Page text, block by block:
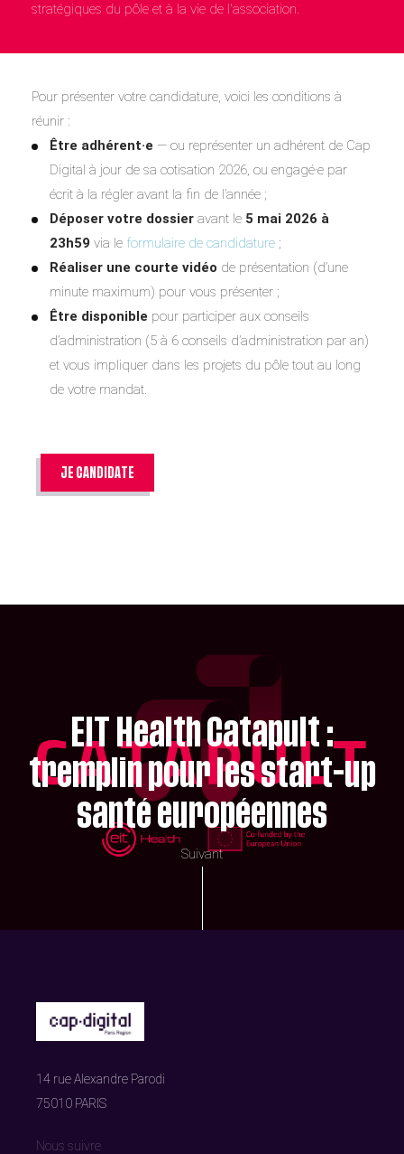
stratégiques du pôle et à la vie de l'association.
Pour présenter votre candidature, voici les conditions à
réunir :
Être adhérent·e — ou représenter un adhérent de Cap
Digital à jour de sa cotisation 2026, ou engagé·e par
écrit à la régler avant la fin de l’année ;
Déposer votre dossier avant le 5 mai 2026 à
23h59 via le formulaire de candidature ;
Réaliser une courte vidéo de présentation (d’une
minute maximum) pour vous présenter ;
Être disponible pour participer aux conseils
d’administration (5 à 6 conseils d’administration par an)
et vous impliquer dans les projets du pôle tout au long
de votre mandat.
JE CANDIDATE
EIT Health Catapult :
tremplin pour les start-up
santé européennes
Suivant
14 rue Alexandre Parodi
75010 PARIS
Nous suivre